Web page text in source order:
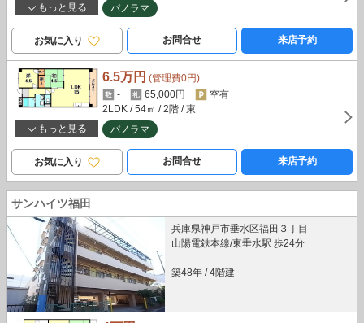
もっと見る
パノラマ
お気に入り お問合せ 来店予約
もっと見る
6.5万円 (管理費0円)
-
65,000円
空有
2LDK / 54㎡ / 2階 / 東
パノラマ
お気に入り お問合せ 来店予約
サンハイツ福田
兵庫県神戸市垂水区福田３丁目
山陽電鉄本線/東垂水駅 歩24分
築48年 / 4階建